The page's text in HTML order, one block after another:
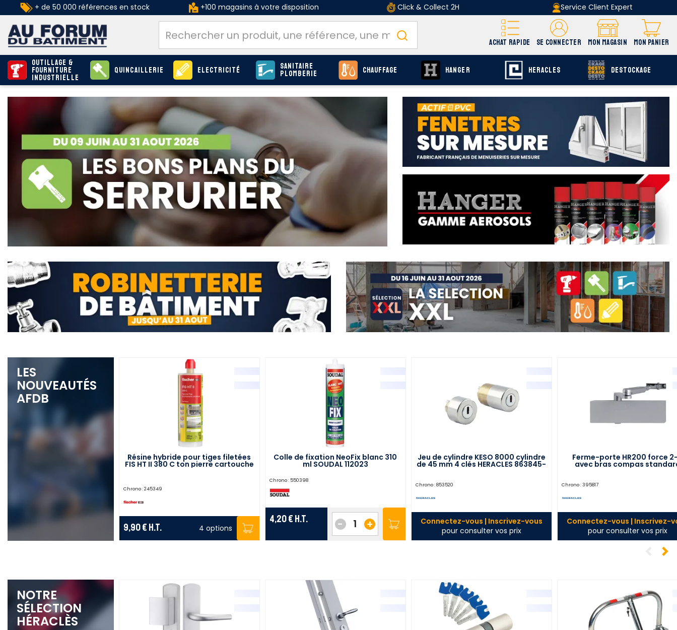
+ de 50 000 références en stock +100 magasins à votre disposition Click & Collect 2H Service Client Expert
ACHAT RAPIDE SE CONNECTER MON MAGASIN MON PANIER
Outillage &
Fourniture
industrielle
Quincaillerie Electricité Sanitaire
Plomberie Chauffage HANGER HERACLES DESTOCKAGE
LES
NOUVEAUTÉS
AFDB
Résine hybride pour tiges filetées
FIS HT II 380 C ton pierre cartouche
380 ml FISCHER 520109
Chrono : 245349
9,90 € H.T. 4 options
Colle de fixation NeoFix blanc 310
ml SOUDAL 112023
Chrono : 550398
4,20 € H.T. +
-
Jeu de cylindre KESO 8000 cylindre
de 45 mm 4 clés HERACLES 863845-
Chrono : 853520
Connectez-vous | Inscrivez-vous
pour consulter vos prix
Ferme-porte HR200 force
avec bras compas
argent HERACLES HR200111
Chrono : 395817
Connectez-vous | Inscrivez-
pour consulter vos prix
NOTRE
SÉLECTION
HÉRACLÈS